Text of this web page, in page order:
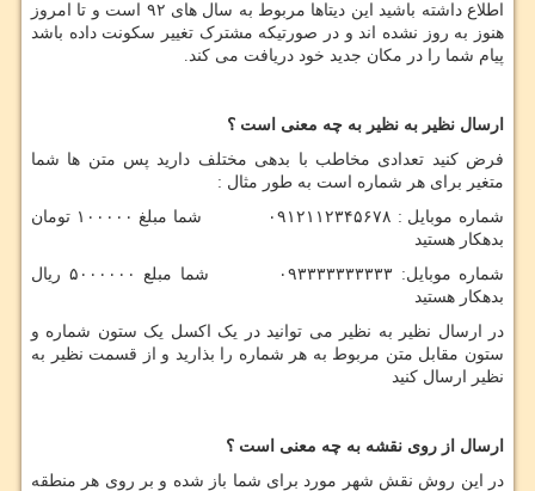
اطلاع داشته باشید این دیتاها مربوط به سال های ۹۲ است و تا امروز
هنوز به روز نشده اند و در صورتیکه مشترک تغییر سکونت داده باشد
پیام شما را در مکان جدید خود دریافت می کند.
ارسال نظیر به نظیر به چه معنی است ؟
فرض کنید تعدادی مخاطب با بدهی مختلف دارید پس متن ها شما
متغیر برای هر شماره است به طور مثال :
شماره موبایل : ۰۹۱۲۱۱۲۳۴۵۶۷۸ شما مبلغ ۱۰۰۰۰۰ تومان
بدهکار هستید
شماره موبایل: ۰۹۳۳۳۳۳۳۳۳۳۳ شما مبلع ۵۰۰۰۰۰۰ ریال
بدهکار هستید
در ارسال نظیر به نظیر می توانید در یک اکسل یک ستون شماره و
ستون مقابل متن مربوط به هر شماره را بذارید و از قسمت نظیر به
نظیر ارسال کنید
ارسال از روی نقشه به چه معنی است ؟
در این روش نقش شهر مورد برای شما باز شده و بر روی هر منطقه